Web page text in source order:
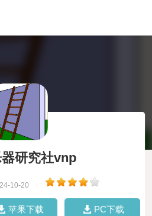
研究社vnp
10-20
苹果下载 PC下载